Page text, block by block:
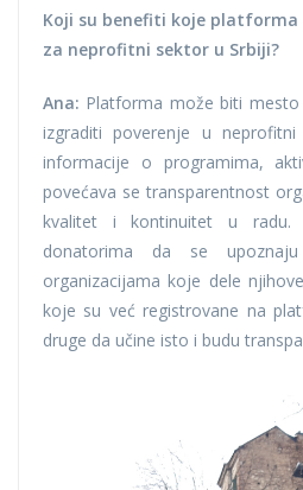
Koji su benefiti koje
za neprofitni sektor u Srbiji?
Ana: Platforma može biti
izgraditi poverenje u
informacije o programima,
povećava se transparentnost
kvalitet i kontinuitet u radu.
donatorima da se
organizacijama koje dele
koje su već registrovane na
druge da učine isto i budu